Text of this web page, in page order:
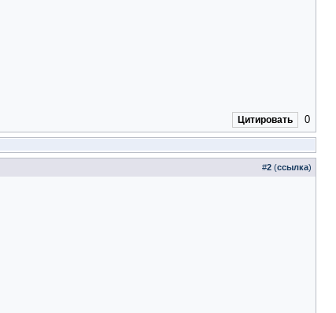
Цитировать 0
#2 (ссылка)